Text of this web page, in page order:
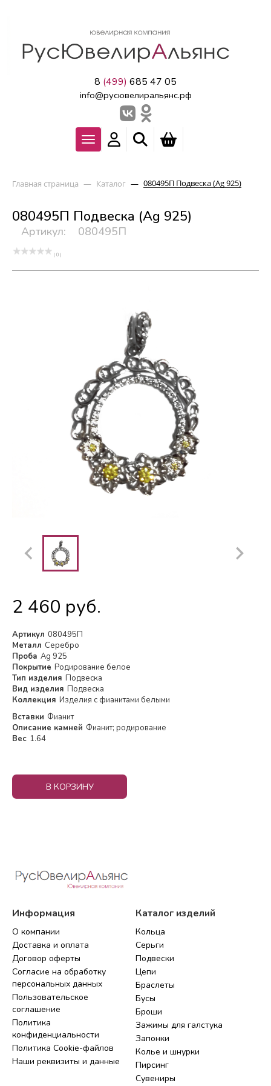
8 (499) 685 47 05
info@русювелиральянс.рф
Главная страница — Каталог — 080495П Подвеска (Ag 925)
080495П Подвеска (Ag 925)
Артикул: 080495П
( 0 )
2 460 руб.
Артикул 080495П
Металл Серебро
Проба Ag 925
Покрытие Родирование белое
Тип изделия Подвеска
Вид изделия Подвеска
Коллекция Изделия с фианитами белыми
Вставки Фианит
Описание камней Фианит; родирование
Вес 1.64
В КОРЗИНУ
Информация
О компании
Доставка и оплата
Договор оферты
Согласие на обработку
персональных данных
Пользовательское
соглашение
Политика
конфиденциальности
Политика Cookie-файлов
Наши реквизиты и данные
Каталог изделий
Кольца
Серьги
Подвески
Цепи
Браслеты
Бусы
Броши
Зажимы для галстука
Запонки
Колье и шнурки
Пирсинг
Сувениры